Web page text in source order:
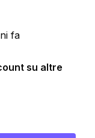
fa
su altre